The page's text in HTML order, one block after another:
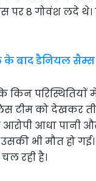
पर 8 गोवंश लदे थे।
बाद डैनियल सैम्स
किन
टीम को देखकर
आधा पानी
भी मौत हो
रही है।